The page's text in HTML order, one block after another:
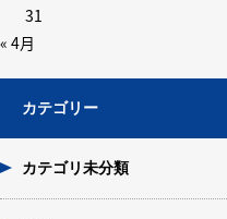
« 4月
31
カテゴリー
カテゴリ未分類